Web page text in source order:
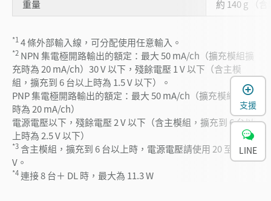
重量 約 140 g （
*1 4 條外部輸入線，可分配使用任意輸入。
*2 NPN 集電極開路輸出的額定：最大 50 mA/ch（擴充模組擴
充時為 20 mA/ch）30 V 以下，殘餘電壓 1 V 以下（含主模
組，擴充到 6 台以上時為 1.5 V 以下）。
PNP 集電極開路輸出的額定：最大 50 mA/ch（擴充模組擴充
時為 20 mA/ch）
電源電壓以下，殘餘電壓 2 V 以下（含主模組，擴充到 6 台以
上時為 2.5 V 以下）
*3 含主模組，擴充到 6 台以上時，電源電壓請使用 20 至 30
V。
*4連接 8 台＋ DL 時，最大為 11.3 W
支援
LINE